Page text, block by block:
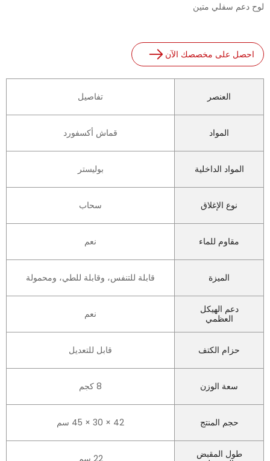
لوح دعم سفلي متين
احصل على مخصصك الآن
العنصر تفاصيل
المواد قماش أكسفورد
المواد الداخلية بوليستر
نوع الإغلاق سحاب
مقاوم للماء نعم
الميزة قابلة للتنفس، وقابلة للطي، ومحمولة
دعم الهيكل
العظمي
نعم
حزام الكتف قابل للتعديل
سعة الوزن 8 كجم
حجم المنتج 42 × 30 × 45 سم
طول المقبض